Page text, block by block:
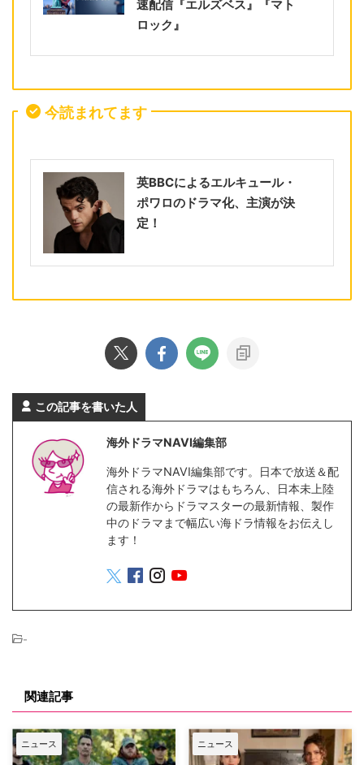
速配信『エルズベス』『マト
ロック』
今読まれてます
英BBCによるエルキュール・
ポワロのドラマ化、主演が決
定！
この記事を書いた人
海外ドラマNAVI編集部
海外ドラマNAVI編集部です。日本で放送＆配
信される海外ドラマはもちろん、日本未上陸
の最新作からドラマスターの最新情報、製作
中のドラマまで幅広い海ドラ情報をお伝えし
ます！
-
関連記事
ニュース ニュース